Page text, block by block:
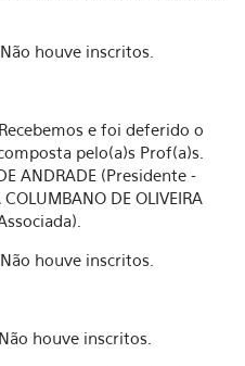
Não houve inscritos.
Recebemos e foi deferido o
pelo(a)s Prof(a)s.
ANDRADE (Presidente -
DE OLIVEIRA
Não houve inscritos.
Não houve inscritos.